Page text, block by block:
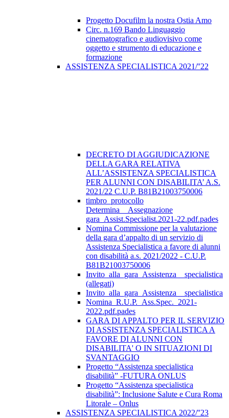
Progetto Docufilm la nostra Ostia Amo
Circ. n.169 Bando Linguaggio
cinematografico e audiovisivo come
oggetto e strumento di educazione e
formazione
ASSISTENZA SPECIALISTICA 2021/''22
DECRETO DI AGGIUDICAZIONE
DELLA GARA RELATIVA
ALL’ASSISTENZA SPECIALISTICA
PER ALUNNI CON DISABILITA’ A.S.
2021/22 C.U.P. B81B21003750006
timbro_protocollo
Determina__Assegnazione
gara_Assist.Specialist.2021-22.pdf.pades
Nomina Commissione per la valutazione
della gara d’appalto di un servizio di
Assistenza Specialistica a favore di alunni
con disabilità a.s. 2021/2022 - C.U.P.
B81B21003750006
Invito_alla_gara_Assistenza__specialistica
(allegati)
Invito_alla_gara_Assistenza__specialistica
Nomina_R.U.P._Ass.Spec._2021-
2022.pdf.pades
GARA DI APPALTO PER IL SERVIZIO
DI ASSISTENZA SPECIALISTICA A
FAVORE DI ALUNNI CON
DISABILITA' O IN SITUAZIONI DI
SVANTAGGIO
Progetto “Assistenza specialistica
disabilità” -FUTURA ONLUS
Progetto “Assistenza specialistica
disabilità”: Inclusione Salute e Cura Roma
Litorale – Onlus
ASSISTENZA SPECIALISTICA 2022/''23